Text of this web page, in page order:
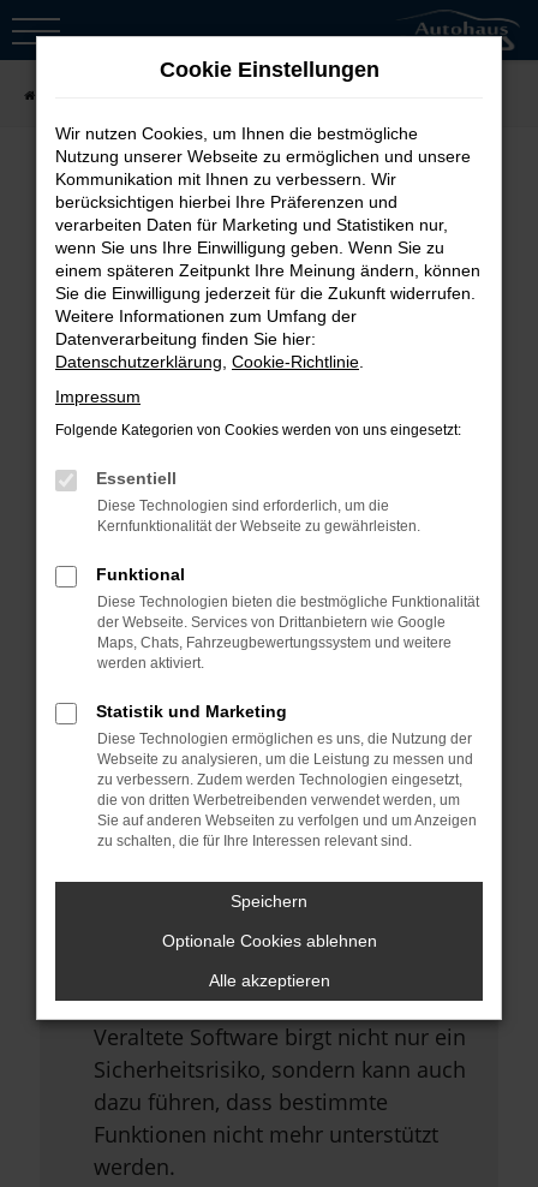
Zum
Fehler: Network Error
Beim Laden ist ein Fehler aufgetreten.
Hier sind ein paar Tipps, die dir helfen
können:
Überprüfe deine Firewall und
deine Internetverbindung.
Beispiel deine Suchmaschine?
Prüfe deine
Browsererweiterungen.
Manche Erweiterungen, wie
Werbeblocker, können das Laden
bestimmter Seiten verhindern.
anderen Browser oder in einem
privaten Fenster?
Starte dein Gerät neu.
Das kann manchmal helfen,
Stelle sicher, dass dein Browser
und dein Betriebssystem auf dem
neuesten Stand sind.
Veraltete Software birgt nicht nur ein
Sicherheitsrisiko, sondern kann auch
dazu führen, dass bestimmte
Funktionen nicht mehr unterstützt
werden.
Cookie Einstellungen
Wir nutzen Cookies, um Ihnen die bestmögliche
Nutzung unserer Webseite zu ermöglichen und unsere
Kommunikation mit Ihnen zu verbessern. Wir
berücksichtigen hierbei Ihre Präferenzen und
verarbeiten Daten für Marketing und Statistiken nur,
wenn Sie uns Ihre Einwilligung geben. Wenn Sie zu
einem späteren Zeitpunkt Ihre Meinung ändern, können
Sie die Einwilligung jederzeit für die Zukunft widerrufen.
Weitere Informationen zum Umfang der
Datenverarbeitung finden Sie hier:
Datenschutzerklärung Cookie-Richtlinie
Impressum
Folgende Kategorien von Cookies werden von uns eingesetzt:
Essentiell
Diese Technologien sind erforderlich, um die
Kernfunktionalität der Webseite zu gewährleisten.
Funktional
Diese Technologien bieten die bestmögliche Funktionalität
der Webseite. Services von Drittanbietern wie Google
Maps, Chats, Fahrzeugbewertungssystem und weitere
werden aktiviert.
Statistik und Marketing
Diese Technologien ermöglichen es uns, die Nutzung der
Webseite zu analysieren, um die Leistung zu messen und
zu verbessern. Zudem werden Technologien eingesetzt,
die von dritten Werbetreibenden verwendet werden, um
Sie auf anderen Webseiten zu verfolgen und um Anzeigen
zu schalten, die für Ihre Interessen relevant sind.
Speichern
Optionale Cookies ablehnen
Alle akzeptieren